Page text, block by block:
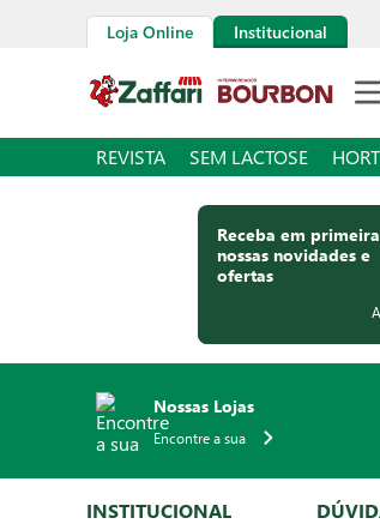
Loja Online Institucional
REVISTA SEM LACTOSE
Receba em
nossas novidades e
ofertas
Nossas Lojas
Encontre a sua
INSTITUCIONAL